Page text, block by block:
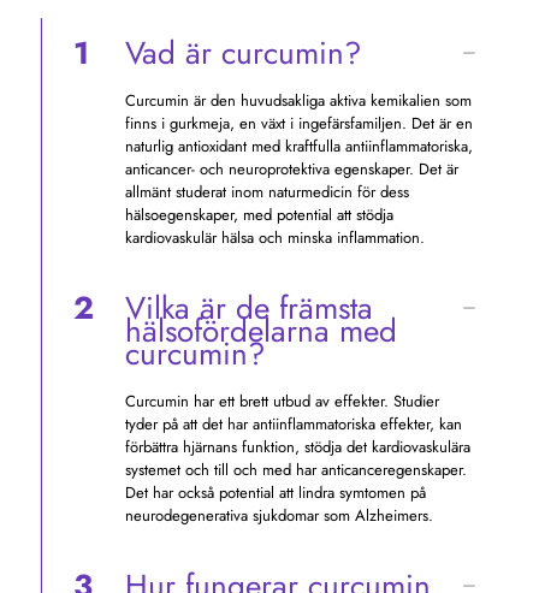
1 Vad är curcumin?
Curcumin är den huvudsakliga aktiva kemikalien som
finns i gurkmeja, en växt i ingefärsfamiljen. Det är en
naturlig antioxidant med kraftfulla antiinflammatoriska,
anticancer- och neuroprotektiva egenskaper. Det är
allmänt studerat inom naturmedicin för dess
hälsoegenskaper, med potential att stödja
kardiovaskulär hälsa och minska inflammation.
2 Vilka är de främsta
hälsofördelarna med
curcumin?
Curcumin har ett brett utbud av effekter. Studier
tyder på att det har antiinflammatoriska effekter, kan
förbättra hjärnans funktion, stödja det kardiovaskulära
systemet och till och med har anticanceregenskaper.
Det har också potential att lindra symtomen på
neurodegenerativa sjukdomar som Alzheimers.